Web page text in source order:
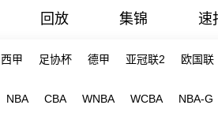
回放 集锦 速
西甲 足协杯 德甲 亚冠联2 欧国联
NBA CBA WNBA WCBA NBA-G